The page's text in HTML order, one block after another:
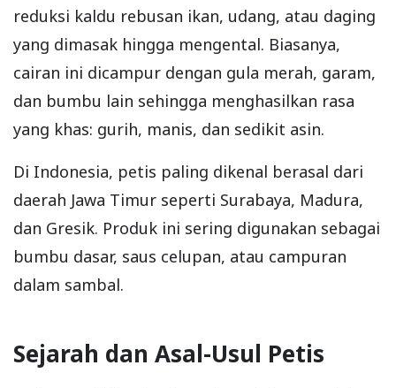
reduksi kaldu rebusan ikan, udang, atau daging
yang dimasak hingga mengental. Biasanya,
cairan ini dicampur dengan gula merah, garam,
dan bumbu lain sehingga menghasilkan rasa
yang khas: gurih, manis, dan sedikit asin.
Di Indonesia, petis paling dikenal berasal dari
daerah Jawa Timur seperti Surabaya, Madura,
dan Gresik. Produk ini sering digunakan sebagai
bumbu dasar, saus celupan, atau campuran
dalam sambal.
Sejarah dan Asal-Usul Petis